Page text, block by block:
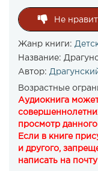
Не
Жанр книги:
Название:
Автор:
Возрастные
Аудиокнига
просмотр
Если в книге
и другого,
написать на